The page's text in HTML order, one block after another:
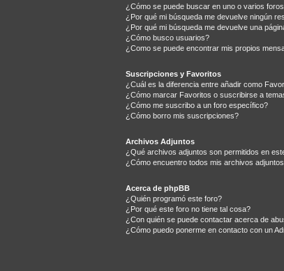
¿Cómo se puede buscar en uno o varios
¿Por qué mi búsqueda me devuelve ningún
¿Por qué mi búsqueda me devuelve una
¿Cómo busco usuarios?
¿Como se puede encontrar mis propios
Suscripciones y Favoritos
¿Cuál es la diferencia entre añadir como
¿Cómo marcar Favoritos o suscribirse a
¿Cómo me suscribo a un foro específico?
¿Cómo borro mis suscripciones?
Archivos Adjuntos
¿Qué archivos adjuntos son permitidos en
¿Cómo encuentro todos mis archivos
Acerca de phpBB
¿Quién programó este foro?
¿Por qué este foro no tiene tal cosa?
¿Con quién se puede contactar acerca de
¿Cómo puedo ponerme en contacto con un